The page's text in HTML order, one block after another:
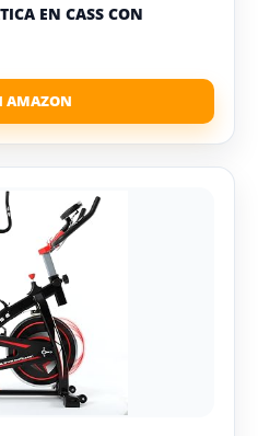
EN CASS CON